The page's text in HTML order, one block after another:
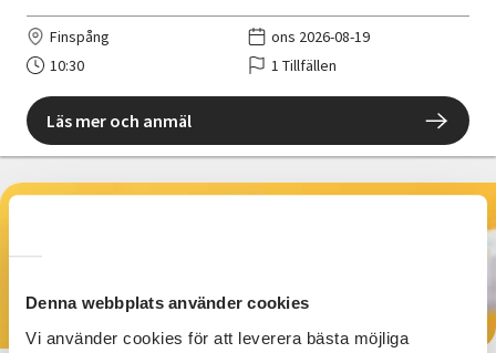
Denna webbplats använder cookies
Vi använder cookies för att leverera bästa möjliga
Finspång
ons 2026-08-19
10:30
1 Tillfällen
Läs mer och anmäl